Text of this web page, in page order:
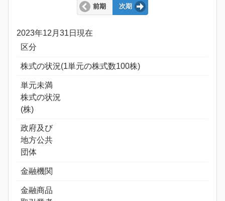
前期 次期
2023年12月31日現在
区分
株式の状況(1単元の株式数100株)
単元未満
株式の状況
(株)
政府及び
地方公共
団体
金融機関
金融商品